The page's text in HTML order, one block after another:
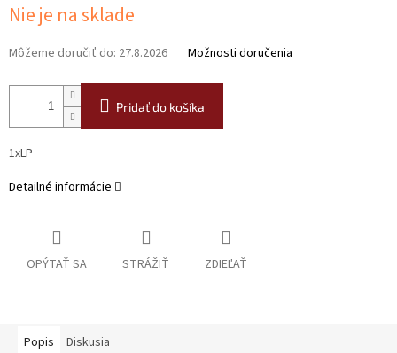
cena:
Nie je na sklade
Môžeme doručiť do: 27.8.2026 Možnosti doručenia
Pridať do košíka
1xLP
Detailné informácie
OPÝTAŤ SA STRÁŽIŤ ZDIEĽAŤ
Popis Diskusia